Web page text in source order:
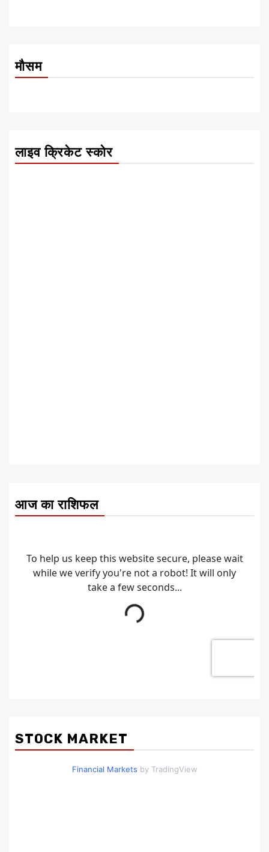
मौसम
लाइव क्रिकेट स्कोर
आज का राशिफल
STOCK MARKET
Financial Markets by TradingView